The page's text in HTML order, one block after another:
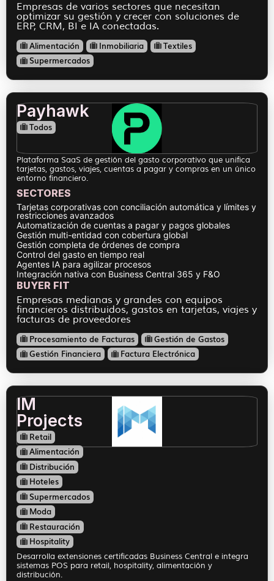
Empresas de varios sectores que necesitan
optimizar su gestión y crecer con soluciones de
ERP, CRM, BI e IA conectadas.
Alimentación Inmobiliaria
Textiles
Supermercados
Payhawk
Todos
Plataforma SaaS de gestión del gasto corporativo que unifica
tarjetas, gastos, viajes, cuentas a pagar y compras en un único
entorno financiero.
SECTORES
Tarjetas corporativas con conciliación automática y límites y
restricciones avanzados
Automatización de cuentas a pagar y pagos globales
Gestión multi-entidad con cobertura global
Gestión completa de órdenes de compra
Control del gasto en tiempo real
Agentes IA para agilizar procesos
Integración nativa con Business Central 365 y F&O
BUYER FIT
Empresas medianas y grandes con equipos
financieros distribuidos, gastos en tarjetas, viajes y
facturas de proveedores
Procesamiento de Facturas
Gestión de Gastos
Gestión Financiera
Factura Electrónica
IM
Projects
Retail
Alimentación
Distribución
Hoteles
Supermercados
Moda
Restauración
Hospitality
Desarrolla extensiones certificadas Business Central e integra
sistemas POS para retail, hospitality, alimentación y
distribución.